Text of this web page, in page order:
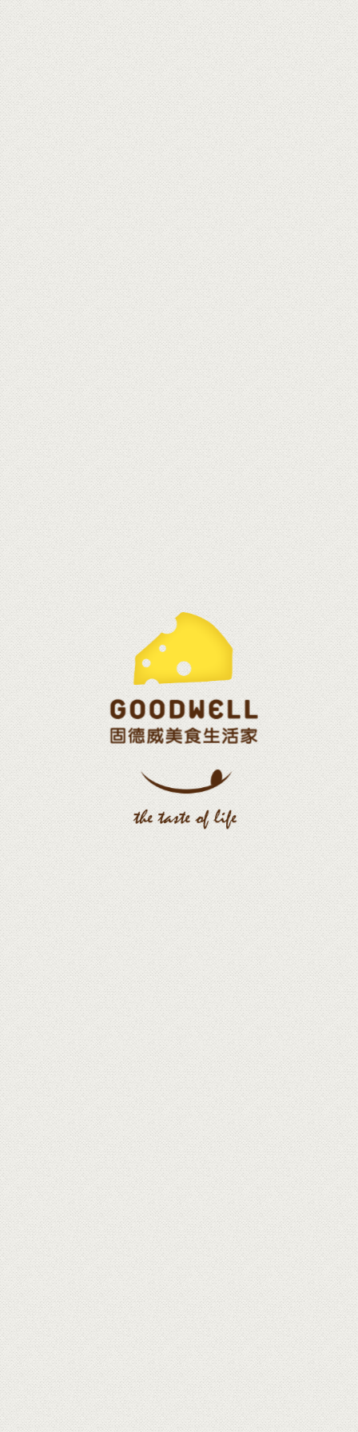
0
課程專區
選擇課程類別
廚藝教室
無資料
載入更多
本周熱門
固德威＆Affe Kaffee的相遇故事
濾掛咖啡沖泡新方式
您味蕾地圖的專業嚮導
會員條款 隱私權政策 聯絡我們
網站導覽
人才招募
Goodwell 固德威美食生活家 版權所有‧請勿轉載
地址：桃園市楊梅區四維二路135號
Email：service@goodwell.tw
建議使用Chrome、Firefox、IE9以上瀏覽以取得最佳瀏覽效果